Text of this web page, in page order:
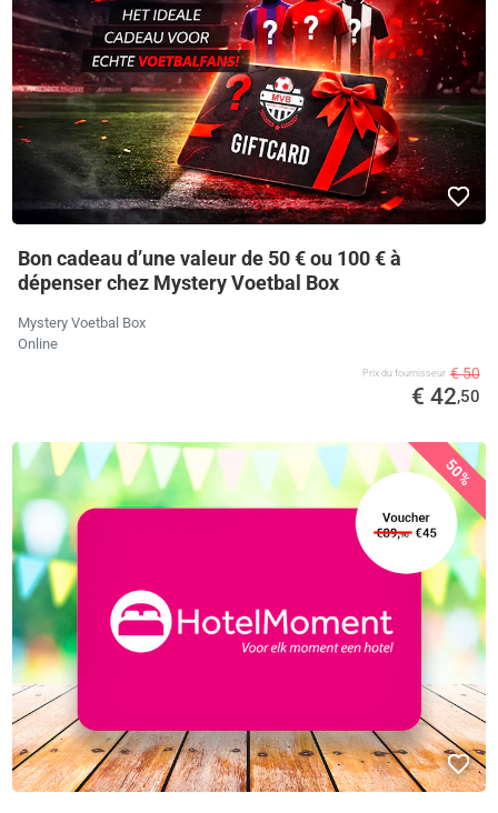
Bon cadeau d’une valeur de 50 € ou 100 € à
dépenser chez Mystery Voetbal Box
Mystery Voetbal Box
Online
Prix ​​du fournisseur € 50
€ 42,50
50%